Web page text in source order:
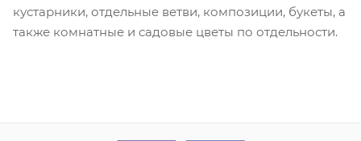
кустарники, отдельные ветви, композиции, букеты, а
также комнатные и садовые цветы по отдельности.